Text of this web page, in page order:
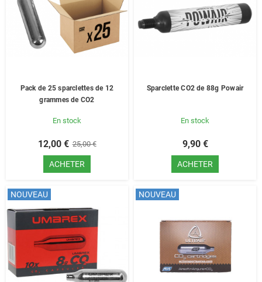
Pack de 25 sparclettes de 12
grammes de CO2
En stock
12,00 € 25,00 €
ACHETER
Sparclette CO2 de 88g Powair
En stock
9,90 €
ACHETER
NOUVEAU NOUVEAU